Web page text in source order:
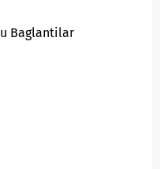
Baglantilar